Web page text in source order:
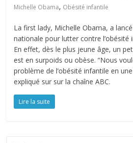
Michelle Obama, Obésité infantile
La first lady, Michelle Obama, a
nationale pour lutter contre l’obésité
En effet, dès le plus jeune âge, un
est en surpoids ou obèse. “Nous
problème de l’obésité infantile en
expliqué sur sur la chaîne ABC.
Lire la suite